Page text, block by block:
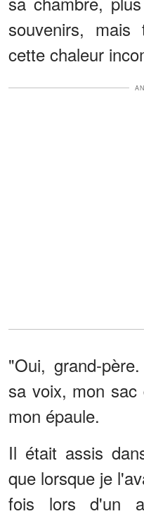
souvenirs, mais
cette chaleur
"Oui, grand-
sa voix, mon
mon épaule.
Il était assis
que lorsque je
fois lors d'un